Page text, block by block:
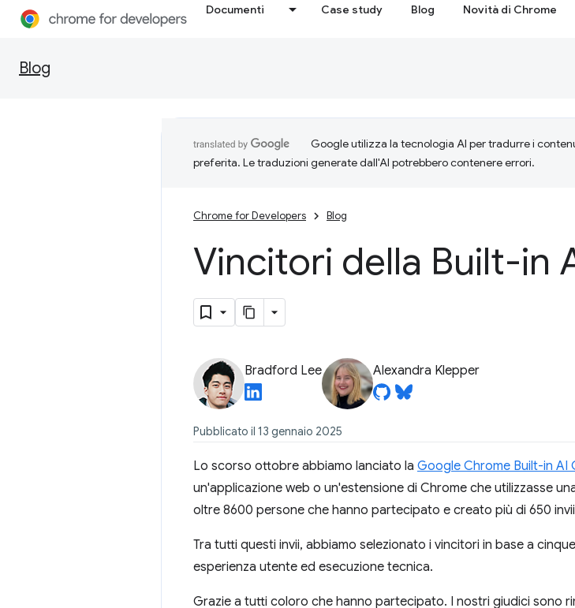
Documenti Case study Blog Novità di Chrome
Blog
Google utilizza la tecnologia AI per tradurre i
preferita. Le traduzioni generate dall'AI potrebbero contenere errori.
Chrome for Developers Blog
Vincitori della Built-in
Bradford Lee Alexandra Klepper
Pubblicato il 13 gennaio 2025
Lo scorso ottobre abbiamo lanciato la Google Chrome Built-in AI
un'applicazione web o un'estensione di Chrome che utilizzasse
oltre 8600 persone che hanno partecipato e creato più di 650
Tra tutti questi invii, abbiamo selezionato i vincitori in base a
esperienza utente ed esecuzione tecnica.
Grazie a tutti coloro che hanno partecipato. I nostri giudici sono